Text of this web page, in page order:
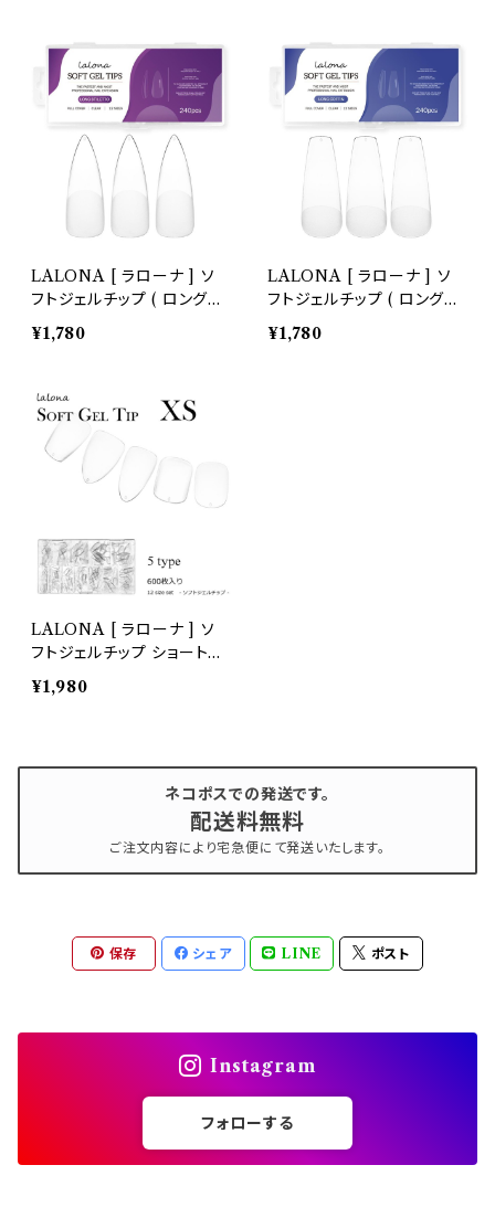
LALONA [ ラローナ ] ソ
フトジェルチップ ( ロングス
ティレット )
¥1,780
LALONA [ ラローナ ] ソ
フトジェルチップ ( ロングコ
フィン )
¥1,780
LALONA [ ラローナ ] ソ
フトジェルチップ ショートタ
イプ( xs )
¥1,980
ネコポスでの発送です。
配送料無料
ご注文内容により宅急便にて発送いたします。
保存 シェア LINE ポスト
Instagram
フォローする